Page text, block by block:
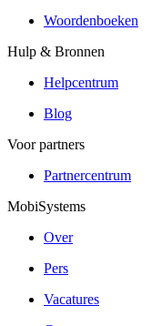
Woordenboeken
Hulp & Bronnen
Helpcentrum
Blog
Voor partners
Partnercentrum
MobiSystems
Over
Pers
Vacatures